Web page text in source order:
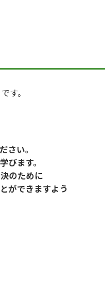
す。
さい。
びます。
のために
ができますよう